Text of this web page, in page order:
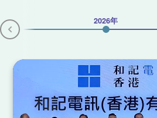
2026年